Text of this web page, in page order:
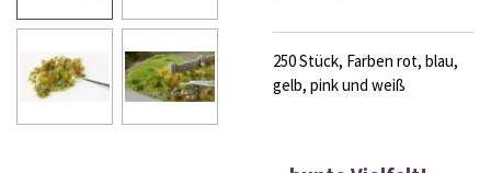
250 Stück, Farben rot, blau,
gelb, pink und weiß